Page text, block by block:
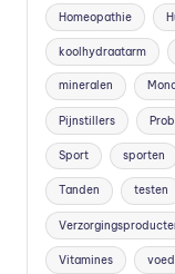
Homeopathie
koolhydraatarm
mineralen
Pijnstillers
Sport sporten
Tanden testen
Vitamines